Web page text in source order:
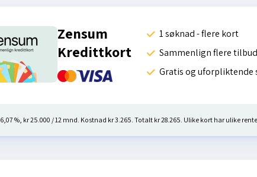
Zensum
Kredittkort
1 søknad - flere kort
Sammenlign flere tilbud
Gratis og uforpliktende
%, kr 25.000 / 12 mnd. Kostnad kr 3.265. Totalt kr 28.265. Ulike kort har ulike